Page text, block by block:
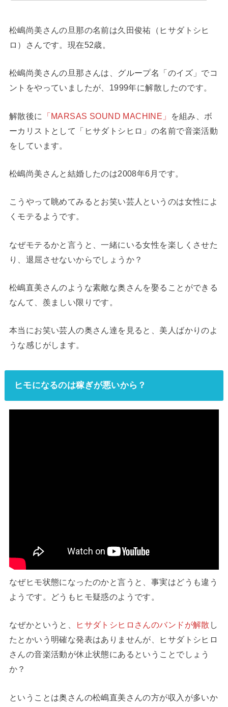
松嶋尚美さんの旦那の名前は久田俊祐（ヒサダトシヒ
ロ）さんです。現在52歳。
松嶋尚美さんの旦那さんは、グループ名「のイズ」でコ
ントをやっていましたが、1999年に解散したのです。
解散後に 「MARSAS SOUND MACHINE」
を組み、ボ
ーカリストとして「ヒサダトシヒロ」の名前で音楽活動
をしています。
松嶋尚美さんと結婚したのは2008年6月です。
こうやって眺めてみるとお笑い芸人というのは女性によ
くモテるようです。
なぜモテるかと言うと、一緒にいる女性を楽しくさせた
り、退屈させないからでしょうか？
松嶋直美さんのような素敵な奥さんを娶ることができる
なんて、羨ましい限りです。
本当にお笑い芸人の奥さん達を見ると、美人ばかりのよ
うな感じがします。
ヒモになるのは稼ぎが悪いから？
なぜヒモ状態になったのかと言うと、事実はどうも違う
ようです。どうもヒモ疑惑のようです。
なぜかというと、 ヒサダトシヒロさんのバンドが解散 し
たとかいう明確な発表はありませんが、ヒサダトシヒロ
さんの音楽活動が休止状態にあるということでしょう
か？
ということは奥さんの松嶋直美さんの方が収入が多いか